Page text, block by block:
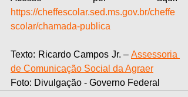
https://cheffescolar.sed.ms.gov.br/cheffe
scolar/chamada-publica
Texto: Ricardo Campos Jr. – Assessoria
de Comunicação Social da Agraer
Foto: Divulgação - Governo Federal